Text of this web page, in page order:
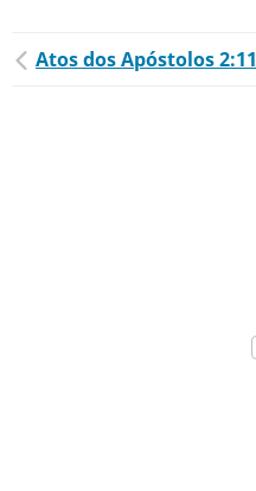
Atos dos Apóstolos 2:11